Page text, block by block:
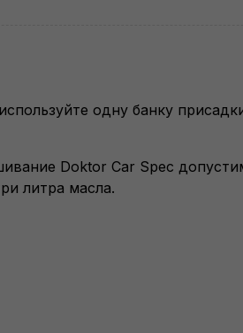
одну банку
Doktor Car Spec
литра масла.